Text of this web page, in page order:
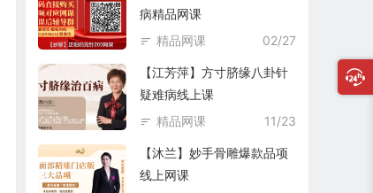
病精品网课
02/27
精品网课
【江芳萍】方寸脐缘八卦针
疑难病线上课
11/23
精品网课
【沐兰】妙手骨雕爆款品项
线上网课